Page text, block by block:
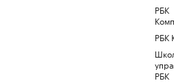
РБК
РБК
РБК